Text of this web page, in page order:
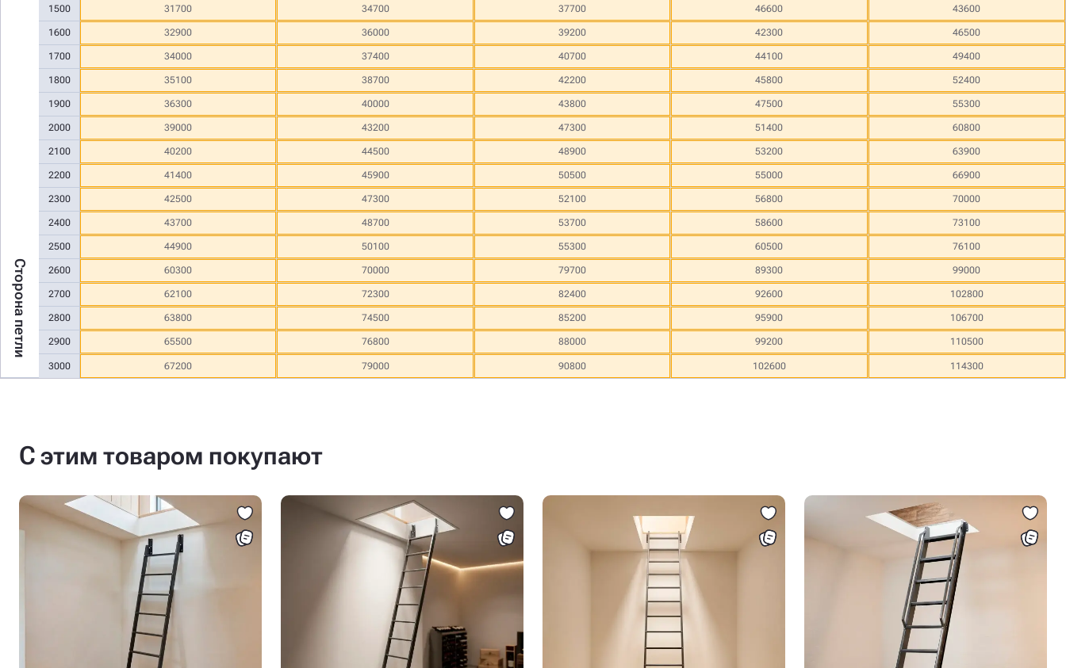
Сторона петли
1500
1600
1700
1800
1900
2000
2100
2200
2300
2400
2500
2600
2700
2800
2900
3000
31700 34700 37700 46600 43600
32900 36000 39200 42300 46500
34000 37400 40700 44100 49400
35100 38700 42200 45800 52400
36300 40000 43800 47500 55300
39000 43200 47300 51400 60800
40200 44500 48900 53200 63900
41400 45900 50500 55000 66900
42500 47300 52100 56800 70000
43700 48700 53700 58600 73100
44900 50100 55300 60500 76100
60300 70000 79700 89300 99000
62100 72300 82400 92600 102800
63800 74500 85200 95900 106700
65500 76800 88000 99200 110500
67200 79000 90800 102600 114300
С этим товаром покупают